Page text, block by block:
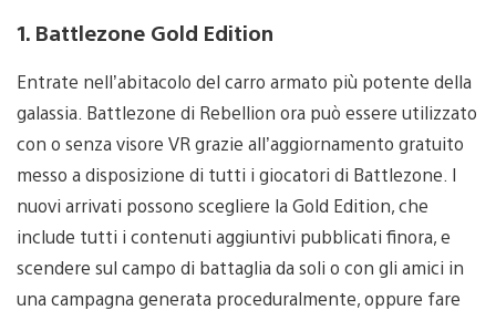
1. Battlezone Gold Edition
Entrate nell’abitacolo del carro armato più potente della
galassia. Battlezone di Rebellion ora può essere utilizzato
con o senza visore VR grazie all’aggiornamento gratuito
messo a disposizione di tutti i giocatori di Battlezone. I
nuovi arrivati possono scegliere la Gold Edition, che
include tutti i contenuti aggiuntivi pubblicati finora, e
scendere sul campo di battaglia da soli o con gli amici in
una campagna generata proceduralmente, oppure fare